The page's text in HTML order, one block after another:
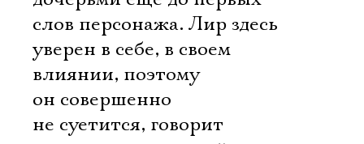
слов персонажа. Лир здесь
уверен в себе, в своем
влиянии, поэтому
он совершенно
не суетится, говорит